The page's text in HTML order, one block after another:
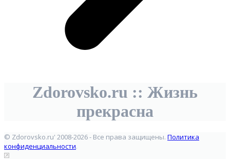
Zdorovsko.ru :: Жизнь
прекрасна
© Zdorovsko.ru' 2008-2026 - Все права защищены. Политика
конфиденциальности.